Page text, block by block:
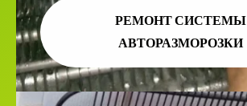
РЕМОНТ СИСТЕМЫ
АВТОРАЗМОРОЗКИ